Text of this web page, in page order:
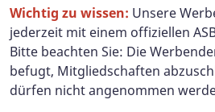
Wichtig zu wissen: Unsere
jederzeit mit einem offiziellen
Bitte beachten Sie: Die
befugt, Mitgliedschaften
dürfen nicht angenommen